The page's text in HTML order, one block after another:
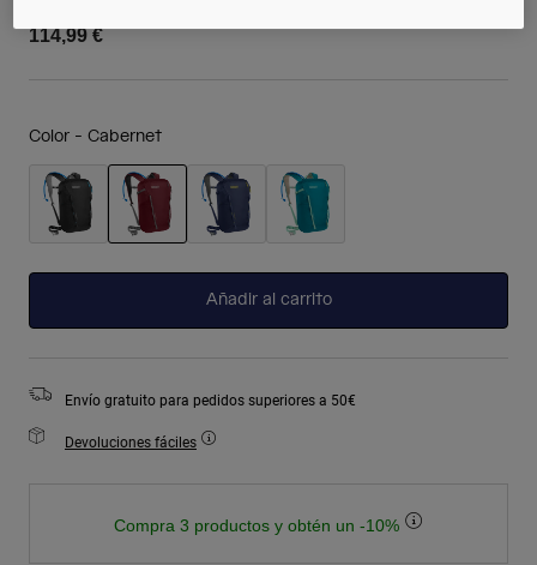
114,99 €
Color - Cabernet
Añadir al carrito
Envío gratuito para pedidos superiores a 50€
Devoluciones fáciles
Compra 3 productos y obtén un -10%